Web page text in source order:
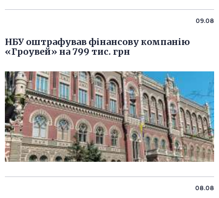
09.08
НБУ оштрафував фінансову компанію
«Гроувей» на 799 тис. грн
08.08